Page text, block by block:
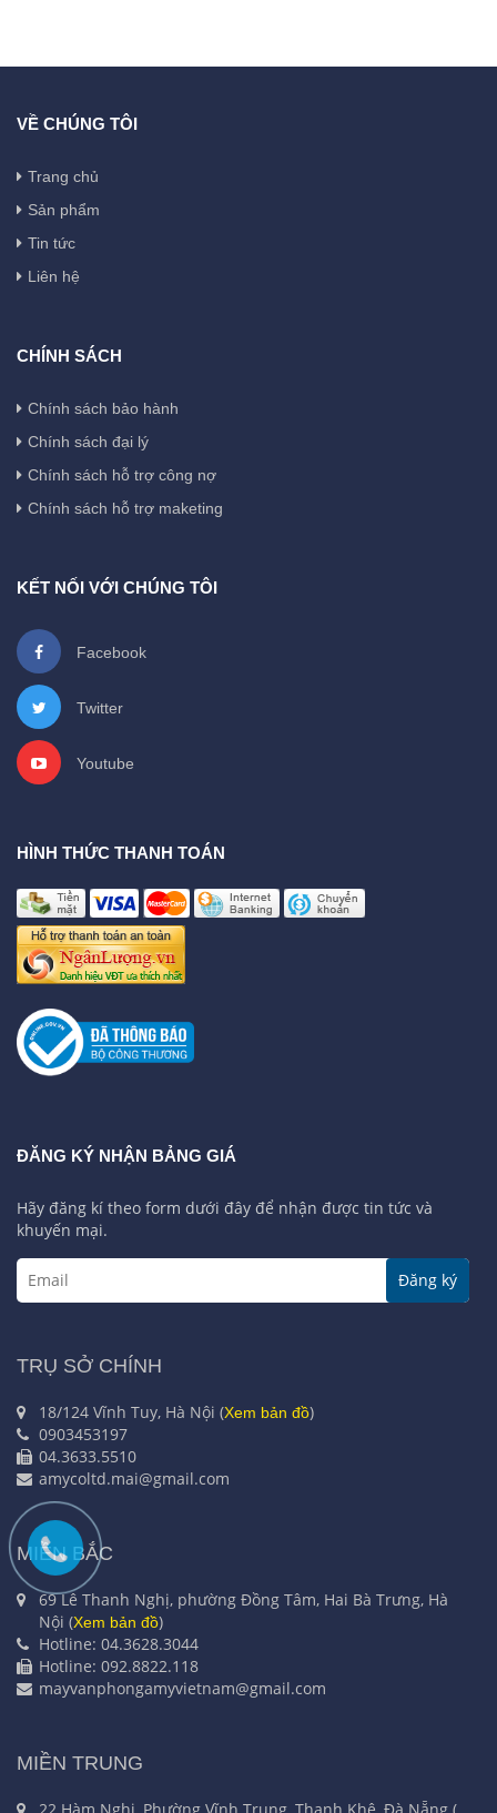
VỀ CHÚNG TÔI
Trang chủ
Sản phẩm
Tin tức
Liên hệ
CHÍNH SÁCH
Chính sách bảo hành
Chính sách đại lý
Chính sách hỗ trợ công nợ
Chính sách hỗ trợ maketing
KẾT NỐI VỚI CHÚNG TÔI
Facebook
Twitter
Youtube
HÌNH THỨC THANH TOÁN
ĐĂNG KÝ NHẬN BẢNG GIÁ
Hãy đăng kí theo form dưới đây để nhận được tin tức và
khuyến mại.
Đăng ký
TRỤ SỞ CHÍNH
18/124 Vĩnh Tuy, Hà Nội (Xem bản đồ)
0903453197
04.3633.5510
amycoltd.mai@gmail.com
MIỀN BẮC
69 Lê Thanh Nghị, phường Đồng Tâm, Hai Bà Trưng, Hà
Nội (Xem bản đồ)
Hotline: 04.3628.3044
Hotline: 092.8822.118
mayvanphongamyvietnam@gmail.com
MIỀN TRUNG